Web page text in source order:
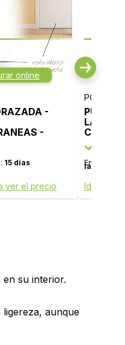
online
-
-
- BLANCO
15 días
ver el precio
LACA
Entrega
laborables
su interior.
aunque